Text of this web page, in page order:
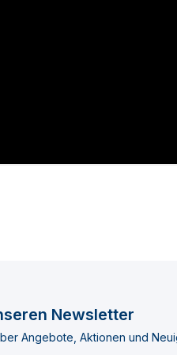
Newsletter
Angebote, Aktionen und